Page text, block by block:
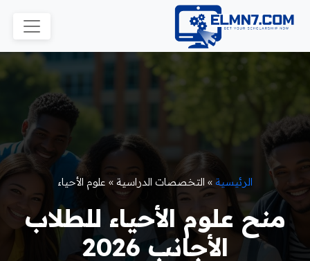
الرئيسية » التخصصات الدراسية » علوم الأحياء
منح علوم الأحياء للطلاب
الأجانب 2026